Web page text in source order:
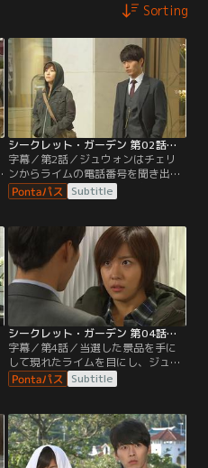
Sorting
シークレット・ガーデン 第02話／字幕
字幕／第2話／ジュウォンはチェリ
ンからライムの電話番号を聞き出
す。ライムに電話をかけ会おうとす
るジュウォンだが、ライムの反応は
Subtitle
シークレット・ガーデン 第04話／字幕
字幕／第4話／当選した景品を手に
して現れたライムを目にし、ジュウ
ォンの表情は一気に冷ややかに変わ
る。一瞬でも自分を魅了した女のプ
Subtitle